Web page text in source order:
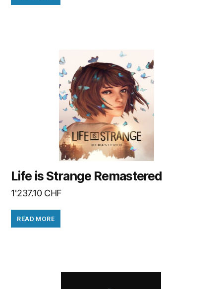
Life is Strange Remastered
1'237.10 CHF
READ MORE